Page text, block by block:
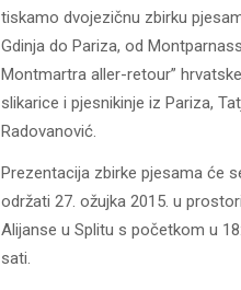
tiskamo dvojezičnu zbirku
Gdinja do Pariza, od
Montmartra aller-retour” hrvatske
slikarice i pjesnikinje iz Pariza,
Radovanović.
Prezentacija zbirke pjesama će
održati 27. ožujka 2015. u
Alijanse u Splitu s početkom u
sati.